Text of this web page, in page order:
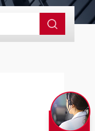
氯报警器 漏氯检测仪